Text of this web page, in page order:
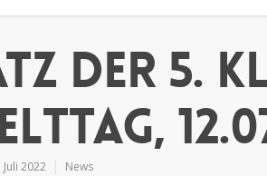
der 5.
Juli 2022 News